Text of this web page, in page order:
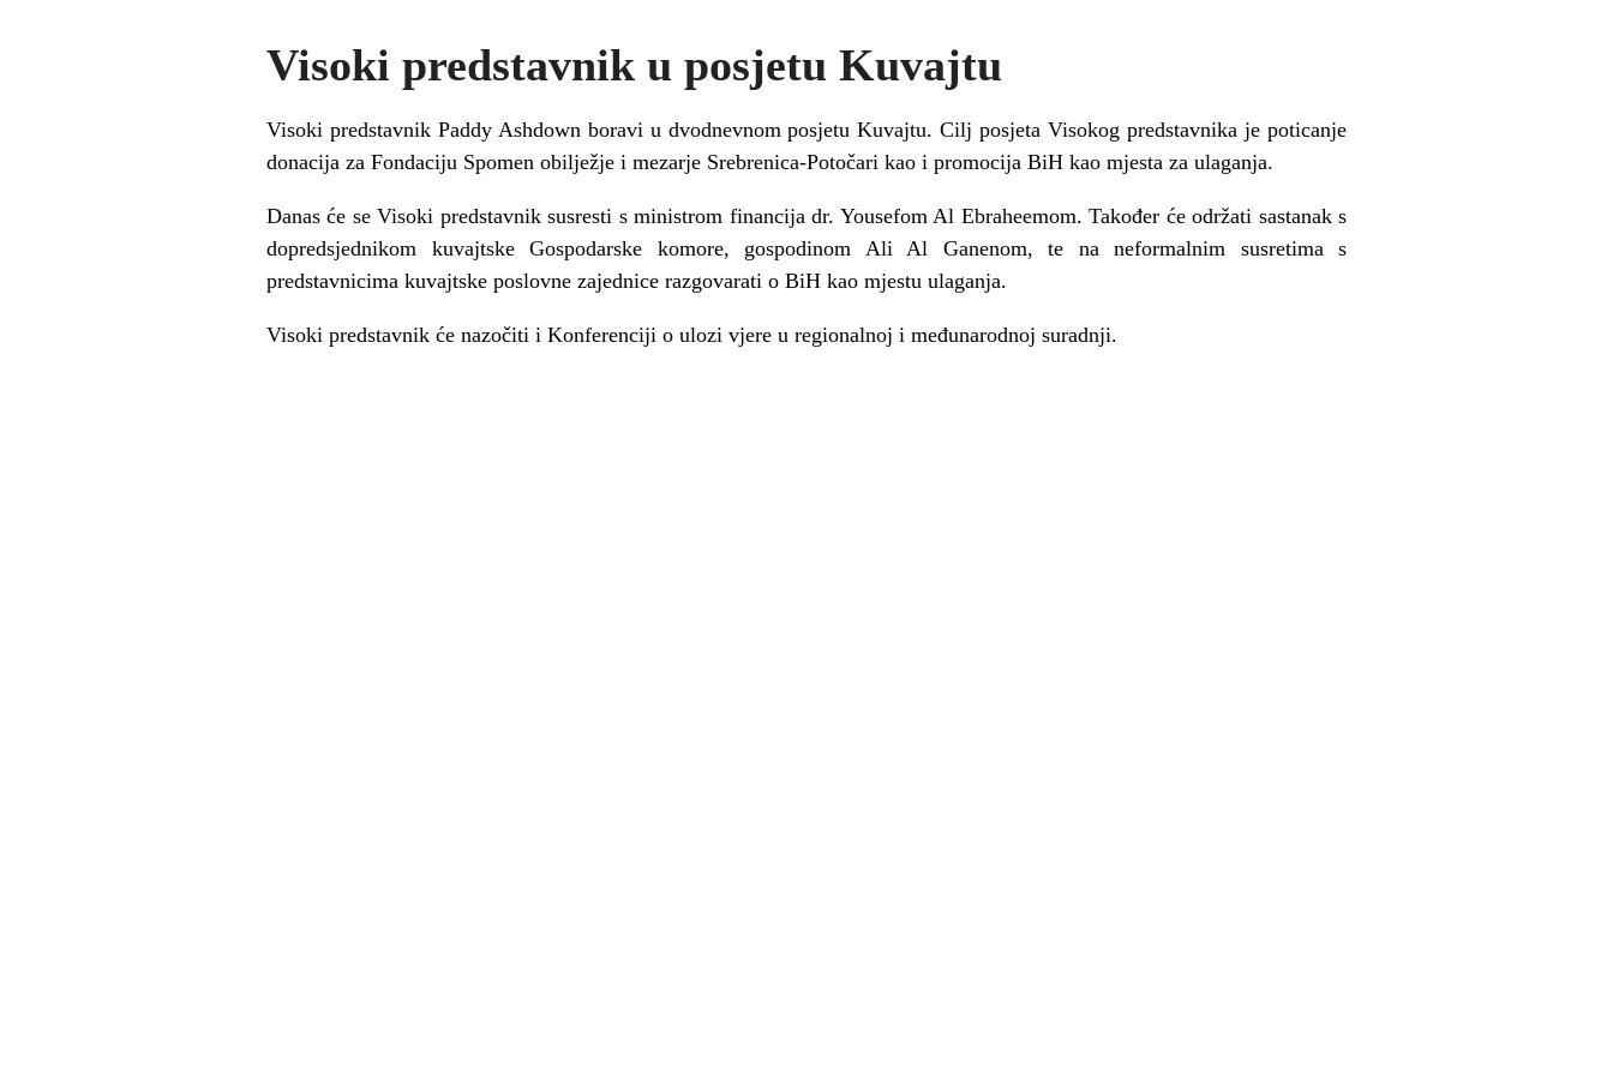
Visoki predstavnik u posjetu Kuvajtu
Visoki predstavnik Paddy Ashdown boravi u dvodnevnom posjetu Kuvajtu. Cilj posjeta Visokog predstavnika je poticanje
donacija za Fondaciju Spomen obilježje i mezarje Srebrenica-Potočari kao i promocija BiH kao mjesta za ulaganja.
Danas će se Visoki predstavnik susresti s ministrom financija dr. Yousefom Al Ebraheemom. Također će održati sastanak s
dopredsjednikom kuvajtske Gospodarske komore, gospodinom Ali Al Ganenom, te na neformalnim susretima s
predstavnicima kuvajtske poslovne zajednice razgovarati o BiH kao mjestu ulaganja.
Visoki predstavnik će nazočiti i Konferenciji o ulozi vjere u regionalnoj i međunarodnoj suradnji.